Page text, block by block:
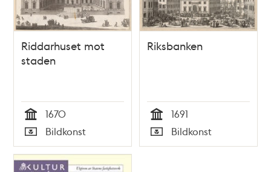
Riddarhuset mot
staden
Tid
1670
Typ
Bildkonst
Riksbanken
Tid
1691
Typ
Bildkonst